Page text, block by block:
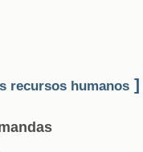
recursos humanos ]